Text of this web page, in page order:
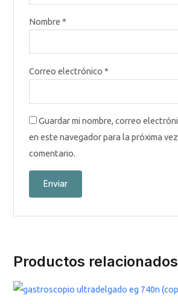
Nombre *
Correo electrónico *
Guardar mi nombre, correo
en este navegador para la próxima
comentario.
Productos relacionados